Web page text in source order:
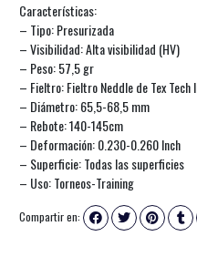
Características:
– Tipo: Presurizada
– Visibilidad: Alta visibilidad (HV)
– Peso: 57,5 gr
– Fieltro: Fieltro Neddle de Tex
– Diámetro: 65,5-68,5 mm
– Rebote: 140-145cm
– Deformación: 0.230-0.260 Inch
– Superficie: Todas las superficies
– Uso: Torneos-Training
Compartir en: